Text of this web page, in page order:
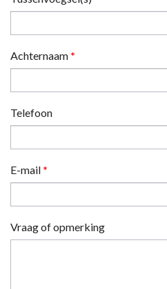
Achternaam *
Telefoon
E-mail *
Vraag of opmerking